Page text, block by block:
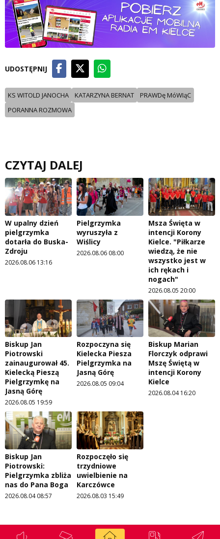
UDOSTĘPNIJ
KS WITOLD JANOCHA KATARZYNA BERNAT
PRAWDę MóWIąC
PORANNA ROZMOWA
CZYTAJ DALEJ
W upalny dzień
pielgrzymka
dotarła do Buska-
Zdroju
2026.08.06 13:16
Pielgrzymka
wyruszyła z
Wiślicy
2026.08.06 08:00
Msza Święta w
intencji Korony
Kielce. "Piłkarze
wiedzą, że nie
wszystko jest w
ich rękach i
nogach"
2026.08.05 20:00
Biskup Jan
Piotrowski
zainaugurował 45.
Kielecką Pieszą
Pielgrzymkę na
Jasną Górę
2026.08.05 19:59
Rozpoczyna się
Kielecka Piesza
Pielgrzymka na
Jasną Górę
2026.08.05 09:04
Biskup Marian
Florczyk odprawi
Mszę Świętą w
intencji Korony
Kielce
2026.08.04 16:20
Biskup Jan
Piotrowski:
Pielgrzymka zbliża
nas do Pana Boga
2026.08.04 08:57
Rozpoczęło się
trzydniowe
uwielbienie na
Karczówce
2026.08.03 15:49